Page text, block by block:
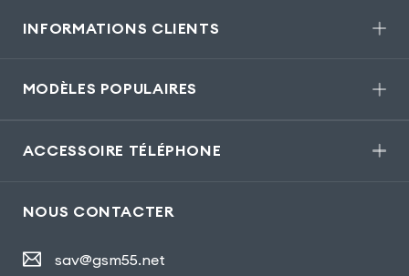
INFORMATIONS CLIENTS
MODÈLES POPULAIRES
ACCESSOIRE TÉLÉPHONE
NOUS CONTACTER
sav@gsm55.net